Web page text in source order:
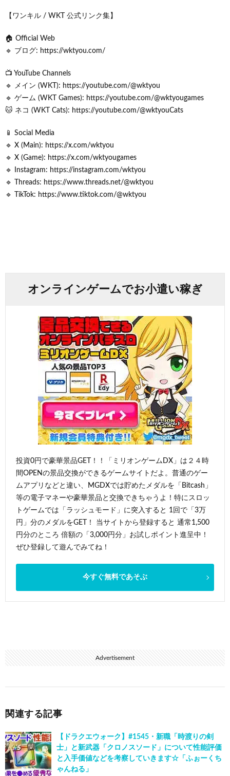
【ワンキル / WKT 公式リンク集】
🏠 Official Web
🔹 ブログ: https://wktyou.com/
📺 YouTube Channels
🔹 メイン (WKT): https://youtube.com/@wktyou
🔹 ゲーム (WKT Games): https://youtube.com/@wktyougames
🐱 ネコ (WKT Cats): https://youtube.com/@wktyouCats
📱 Social Media
🔹 X (Main): https://x.com/wktyou
🔹 X (Game): https://x.com/wktyougames
🔹 Instagram: https://instagram.com/wktyou
🔹 Threads: https://www.threads.net/@wktyou
🔹 TikTok: https://www.tiktok.com/@wktyou
オンラインゲームでお小遣い稼ぎ
投資0円で豪華景品GET！！「ミリオンゲームDX」は２４時
間OPENの景品交換ができるゲームサイトだよ。普通のゲー
ムアプリなどと違い、MGDXでは貯めたメダルを「Bitcash」
等の電子マネーや豪華景品と交換できちゃうよ！特にスロッ
トゲームでは「ラッシュモード」に突入すると 1回で「3万
円」分のメダルをGET！ 当サイトから登録すると 通常1,500
円分のところ 倍額の「3,000円分」お試しポイント進呈中！
ぜひ登録して遊んでみてね！
今すぐ無料であそぶ
Advertisement
関連する記事
【ドラクエウォーク】#1545・新職「時渡りの剣
士」と新武器「クロノスソード」について性能評価
と入手価値などを考察していきます☆「ふぉーくち
ゃんねる」